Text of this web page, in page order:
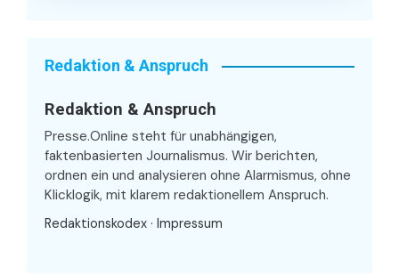
Redaktion & Anspruch
Redaktion & Anspruch
Presse.Online steht für unabhängigen,
faktenbasierten Journalismus. Wir berichten,
ordnen ein und analysieren ohne Alarmismus, ohne
Klicklogik, mit klarem redaktionellem Anspruch.
Redaktionskodex · Impressum